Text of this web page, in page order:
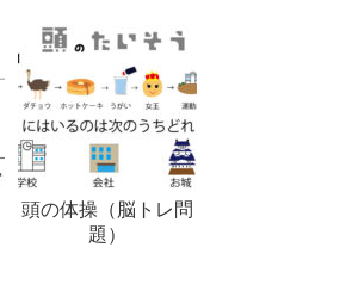
頭の体操（脳トレ問
題）